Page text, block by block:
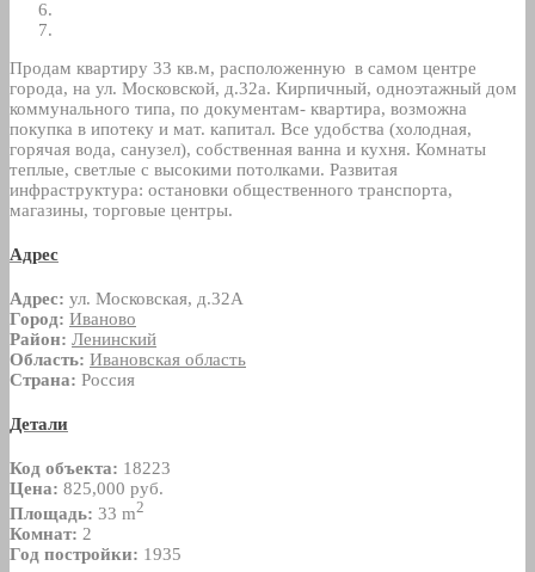
Продам квартиру 33 кв.м, расположенную в самом центре
города, на ул. Московской, д.32а. Кирпичный, одноэтажный дом
коммунального типа, по документам- квартира, возможна
покупка в ипотеку и мат. капитал. Все удобства (холодная,
горячая вода, санузел), собственная ванна и кухня. Комнаты
теплые, светлые с высокими потолками. Развитая
инфраструктура: остановки общественного транспорта,
магазины, торговые центры.
Адрес
Адрес: ул. Московская, д.32А
Город: Иваново
Район: Ленинский
Область: Ивановская область
Страна: Россия
Детали
Код объекта: 18223
Цена: 825,000 руб.
Площадь: 33 m2
Комнат: 2
Год постройки: 1935